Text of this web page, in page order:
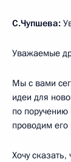
С.Чупшева:
Уважаемые
Мы с вами
идеи для
по
проводим его
Хочу